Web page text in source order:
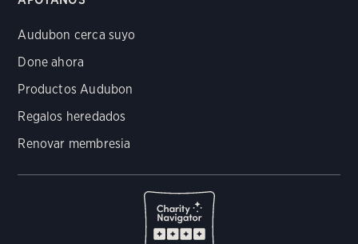
Audubon cerca suyo
Done ahora
Productos Audubon
Regalos heredados
Renovar membresia